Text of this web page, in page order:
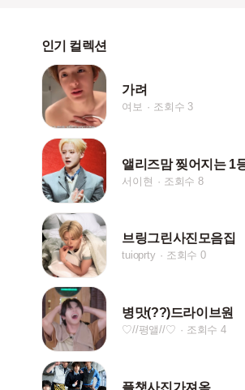
인기 컬렉션
가려
여보 조회수 3
서이현 조회수 8
브링그린사진모음집
tuioprty 조회수 0
병맛(??)드라이브원
♡//평앨//♡ 조회수 4
플챗사진가져옴